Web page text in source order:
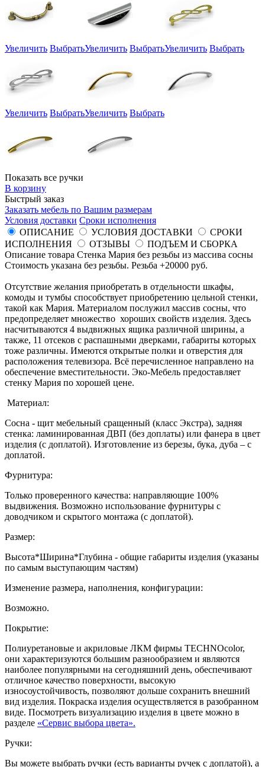
Увеличить ВыбратьУвеличить ВыбратьУвеличить Выбрать
Увеличить ВыбратьУвеличить Выбрать
Показать все ручки
В корзину
Быстрый заказ
Заказать мебель по Вашим размерам
Условия доставки Сроки исполнения
ОПИСАНИЕ
УСЛОВИЯ ДОСТАВКИ
СРОКИ
ИСПОЛНЕНИЯ
ОТЗЫВЫ
ПОДЪЕМ И СБОРКА
Описание товара Стенка Мария без резьбы из массива сосны
Стоимость указана без резьбы. Резьба +20000 руб.
Отсутствие желания приобретать в отдельности шкафы,
комоды и тумбы способствует приобретению цельной стенки,
такой как Мария. Материалом послужил массив сосны, что
предопределяет множество хороших свойств изделия. Здесь
насчитываются 4 выдвижных ящика различной ширины, а
также, 11 отсеков с распашными дверками, габариты которых
тоже различны. Имеются открытые полки и отверстия для
расположения телевизора. Всё перечисленное направлено на
обеспечение вместительности. Эко-Мебель предоставляет
стенку Мария по хорошей цене.
Материал:
Сосна - щит мебельный сращенный (класс Экстра), задняя
стенка: ламинированная ДВП (без доплаты) или фанера в цвет
изделия (с доплатой). Изготовление из березы, бука, дуба – с
доплатой.
Фурнитура:
Только проверенного качества: направляющие 100%
выдвижения. Возможно использование фурнитуры с
доводчиком и скрытого монтажа (с доплатой).
Размер:
Высота*Ширина*Глубина - общие габариты изделия (указаны
по самым выступающим частям)
Изменение размера, наполнения, конфигурации:
Возможно.
Покрытие:
Полиуретановые и акриловые ЛКМ фирмы TECHNOcolor,
они характеризуются большим разнообразием и являются
наиболее популярными на сегодняшний день, обеспечивают
отличное качество поверхности, высокую
износоустойчивость, позволяют дольше сохранить внешний
вид изделия. Покраска изделия осуществляется в разобранном
виде. Посмотреть визуализацию изделия в цвете можно в
разделе «Сервис выбора цвета».
Ручки:
Вы можете выбрать ручки (есть варианты ручек с доплатой), а